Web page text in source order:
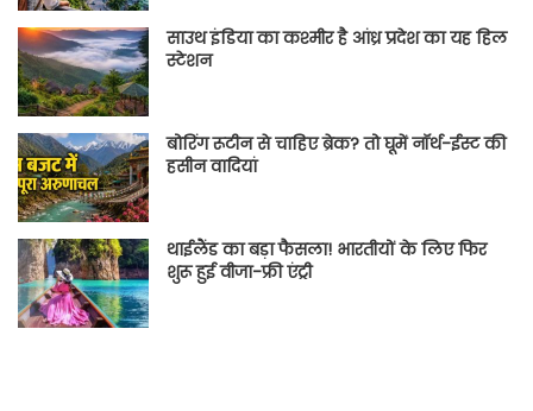
साउथ इंडिया का कश्मीर है आंध्र प्रदेश का यह हिल
स्टेशन
बोरिंग रूटीन से चाहिए ब्रेक? तो घूमें नॉर्थ-ईस्ट की
हसीन वादियां
थाईलैंड का बड़ा फैसला! भारतीयों के लिए फिर
शुरू हुई वीजा-फ्री एंट्री